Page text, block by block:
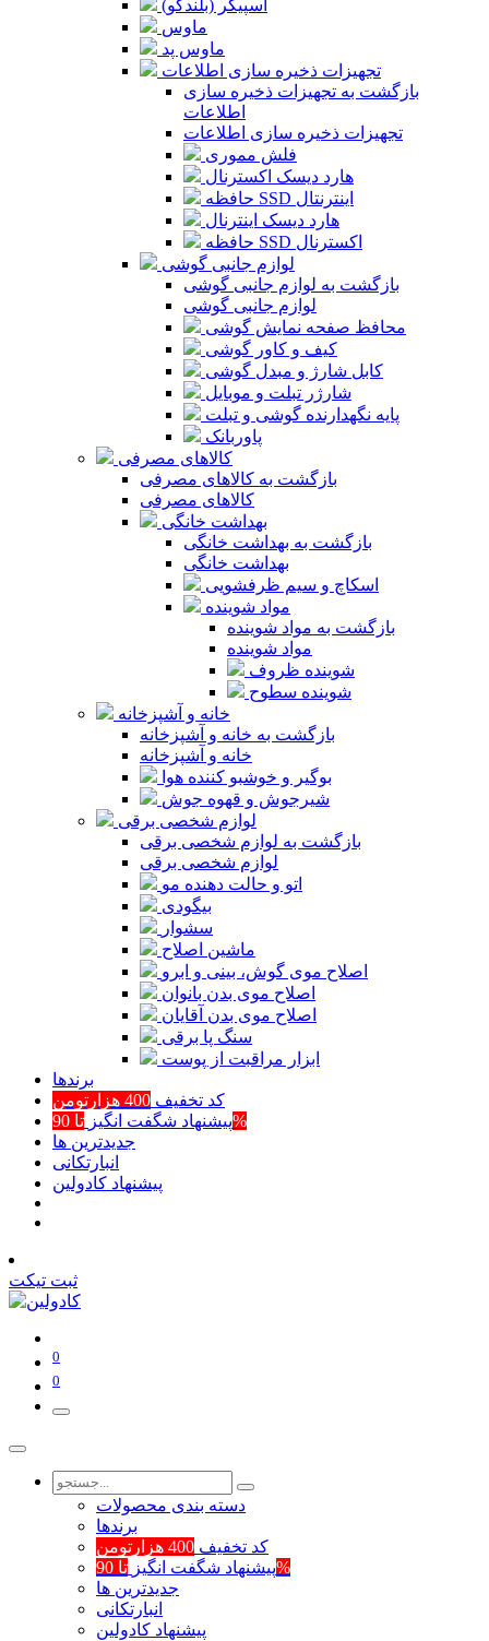
اسپیکر (بلندگو)
ماوس
ماوس پد
تجهیزات ذخیره سازی اطلاعات
بازگشت به تجهیزات ذخیره سازی
اطلاعات
تجهیزات ذخیره سازی اطلاعات
فلش مموری
هارد دیسک اکسترنال
حافظه SSD اینترنتال
هارد دیسک اینترنال
حافظه SSD اکسترنال
لوازم جانبی گوشی
بازگشت به لوازم جانبی گوشی
لوازم جانبی گوشی
محافظ صفحه نمایش گوشی
کیف و کاور گوشی
کابل شارژ و مبدل گوشی
شارژر تبلت و موبایل
پایه نگهدارنده گوشی و تبلت
پاوربانک
کالاهای مصرفی
بازگشت به کالاهای مصرفی
کالاهای مصرفی
بهداشت خانگی
بازگشت به بهداشت خانگی
بهداشت خانگی
اسکاچ و سیم ظرفشویی
مواد شوینده
بازگشت به مواد شوینده
مواد شوینده
شوینده ظروف
شوینده سطوح
خانه و آشپزخانه
بازگشت به خانه و آشپزخانه
خانه و آشپزخانه
بوگیر و خوشبو کننده هوا
شیرجوش و قهوه جوش
لوازم شخصی برقی
بازگشت به لوازم شخصی برقی
لوازم شخصی برقی
اتو و حالت دهنده مو
بیگودی
سشوار
ماشین اصلاح
اصلاح موی گوش، بینی و ابرو
اصلاح موی بدن بانوان
اصلاح موی بدن آقایان
سنگ پا برقی
ابزار مراقبت از پوست
برند‌ها
کد تخفیف 400 هزارتومن
پیشنهاد شگفت انگیزتا 90%
جدیدترین ها
انبارتکانی
پیشنهاد کادولین
ثبت تیکت
0
0
دسته بندی محصولات
برند‌ها
کد تخفیف 400 هزارتومن
پیشنهاد شگفت انگیزتا 90%
جدیدترین ها
انبارتکانی
پیشنهاد کادولین